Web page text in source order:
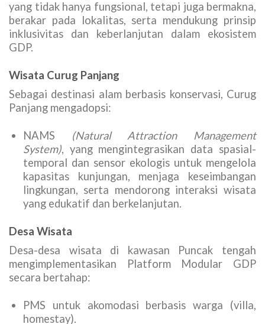
yang tidak hanya fungsional, tetapi juga bermakna,
berakar pada lokalitas, serta mendukung prinsip
inklusivitas dan keberlanjutan dalam ekosistem
GDP.
Wisata Curug Panjang
Sebagai destinasi alam berbasis konservasi, Curug
Panjang mengadopsi:
NAMS (Natural Attraction Management
System), yang mengintegrasikan data spasial-
temporal dan sensor ekologis untuk mengelola
kapasitas kunjungan, menjaga keseimbangan
lingkungan, serta mendorong interaksi wisata
yang edukatif dan berkelanjutan.
Desa Wisata
Desa-desa wisata di kawasan Puncak tengah
mengimplementasikan Platform Modular GDP
secara bertahap:
PMS untuk akomodasi berbasis warga (villa,
homestay).